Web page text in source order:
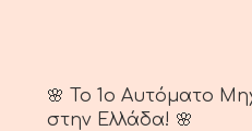
🌸 Το 1ο Αυτόματο
στην Ελλάδα! 🌸